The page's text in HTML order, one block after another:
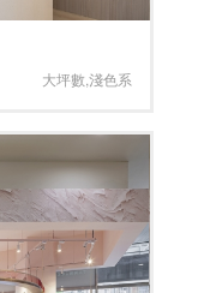
大坪數 淺色系